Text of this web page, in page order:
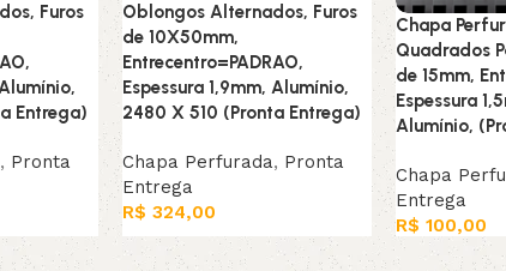
Furos
Entrega)
, Pronta
Oblongos Alternados, Furos
de 10X50mm,
Entrecentro=PADRAO,
Espessura 1,9mm, Alumínio,
2480 X 510 (Pronta Entrega)
Chapa Perfurada, Pronta
Entrega
R$ 324,00
Leia mais
Chapa
Quadrados
de 15mm,
Espessura
Alumínio,
Chapa
Entrega
R$ 100,00
Leia mais